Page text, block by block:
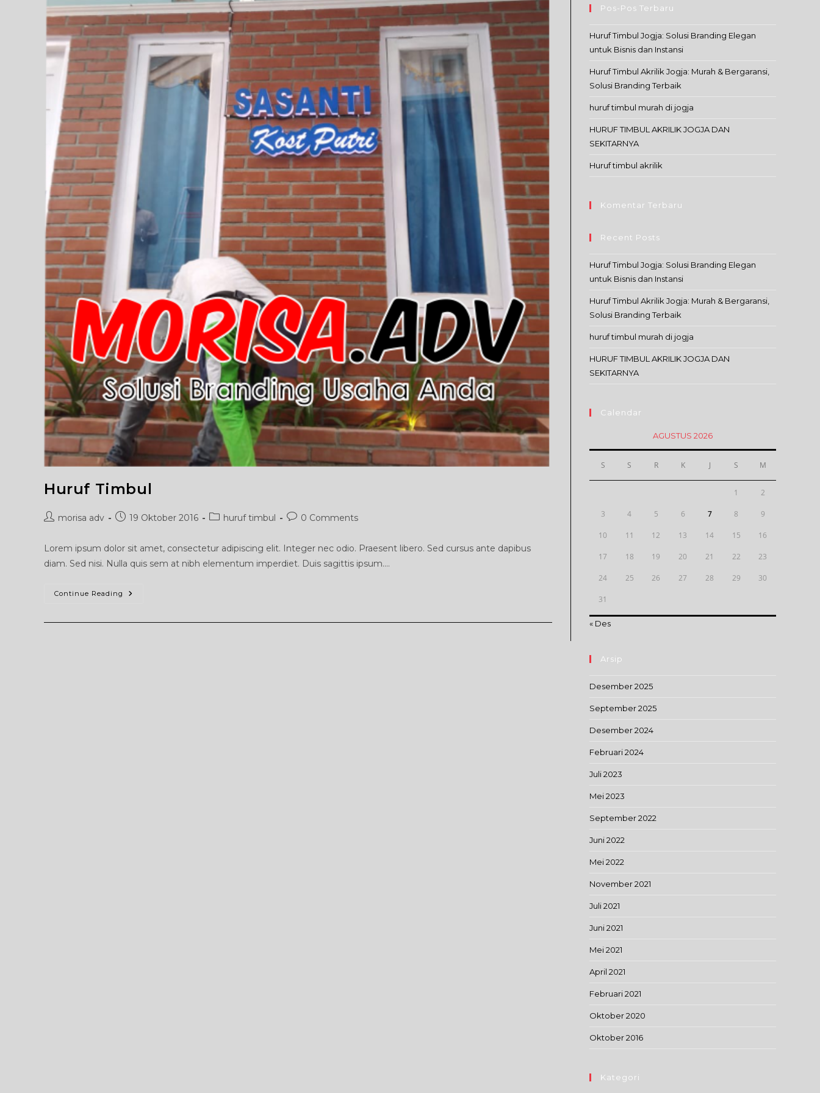
Huruf Timbul
Postmorisa adv
Post19 Oktober 2016
Posthuruf timbul
Post0 Comments
Lorem ipsum dolor sit amet, consectetur adipiscing elit. Integer nec odio. Praesent libero. Sed cursus ante dapibus
diam. Sed nisi. Nulla quis sem at nibh elementum imperdiet. Duis sagittis ipsum.…
Continue Reading Huruf
Pos-Pos Terbaru
Huruf Timbul Jogja: Solusi Branding Elegan
untuk Bisnis dan Instansi
Huruf Timbul Akrilik Jogja: Murah & Bergaransi,
Solusi Branding Terbaik
huruf timbul murah di jogja
HURUF TIMBUL AKRILIK JOGJA DAN
SEKITARNYA
Huruf timbul akrilik
Komentar Terbaru
Recent Posts
Huruf Timbul Jogja: Solusi Branding Elegan
untuk Bisnis dan Instansi
Huruf Timbul Akrilik Jogja: Murah & Bergaransi,
Solusi Branding Terbaik
huruf timbul murah di jogja
HURUF TIMBUL AKRILIK JOGJA DAN
SEKITARNYA
Calendar
AGUSTUS 2026
S S R K J S M
1 2
3 4 5 6 7 8 9
10 11 12 13 14 15 16
17 18 19 20 21 22 23
24 25 26 27 28 29 30
31
« Des
Arsip
Desember 2025
September 2025
Desember 2024
Februari 2024
Juli 2023
Mei 2023
September 2022
Juni 2022
Mei 2022
November 2021
Juli 2021
Juni 2021
Mei 2021
April 2021
Februari 2021
Oktober 2020
Oktober 2016
Kategori